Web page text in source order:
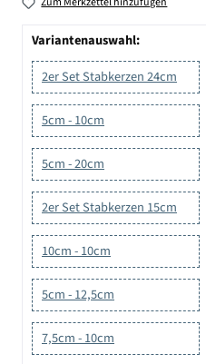
Variantenauswahl:
2er Set Stabkerzen 24cm
5cm - 10cm
5cm - 20cm
2er Set Stabkerzen 15cm
10cm - 10cm
5cm - 12,5cm
7,5cm - 10cm